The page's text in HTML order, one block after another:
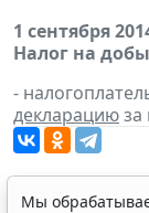
1 сентября
Налог на
-
декларациюза
Мы